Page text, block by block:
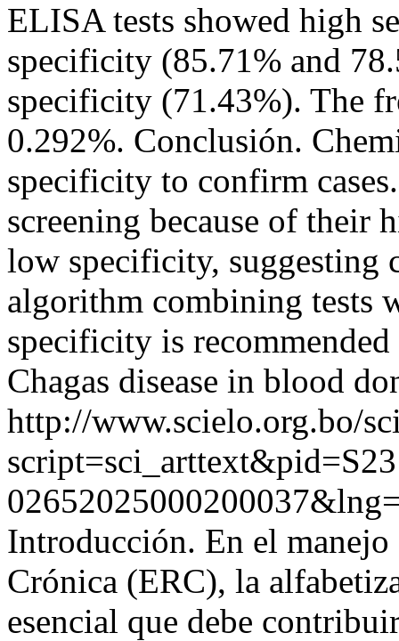
ELISA tests showed high
specificity (85.71% and
specificity (71.43%). The
0.292%. Conclusión.
specificity to confirm
screening because of their
low specificity, suggesting
algorithm combining tests
specificity is
Chagas disease in blood
http://www.scielo.org.bo/
Introducción. En el manejo
Crónica (ERC), la
esencial que debe